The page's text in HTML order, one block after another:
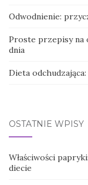
Odwodnienie:
Proste przepisy na
dnia
Dieta
OSTATNIE WPISY
Właściwości
diecie